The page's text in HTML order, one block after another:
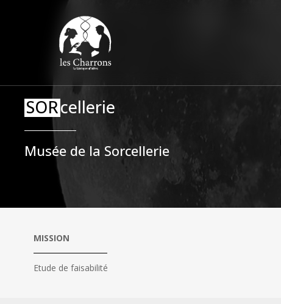
SORcellerie
Musée de la Sorcellerie
MISSION
Etude de faisabilité